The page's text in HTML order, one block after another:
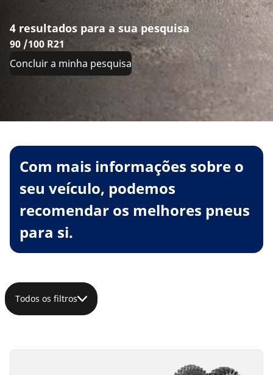
4 resultados para a sua pesquisa
90 /100 R21
Concluir a minha pesquisa
Com mais informações sobre o
seu veículo, podemos
recomendar os melhores pneus
para si.
Todos os filtros